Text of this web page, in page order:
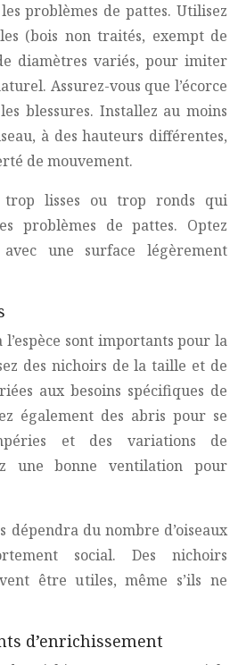
problèmes de pattes. Utilisez
(bois non traités, exempt de
diamètres variés, pour imiter
Assurez-vous que l’écorce
blessures. Installez au moins
à des hauteurs différentes,
de mouvement.
trop lisses ou trop ronds qui
problèmes de pattes. Optez
une surface légèrement
l’espèce sont importants pour la
des nichoirs de la taille et de
aux besoins spécifiques de
également des abris pour se
et des variations de
une bonne ventilation pour
dépendra du nombre d’oiseaux
social. Des nichoirs
être utiles, même s’ils ne
d’enrichissement